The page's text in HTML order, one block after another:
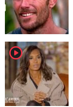
player2